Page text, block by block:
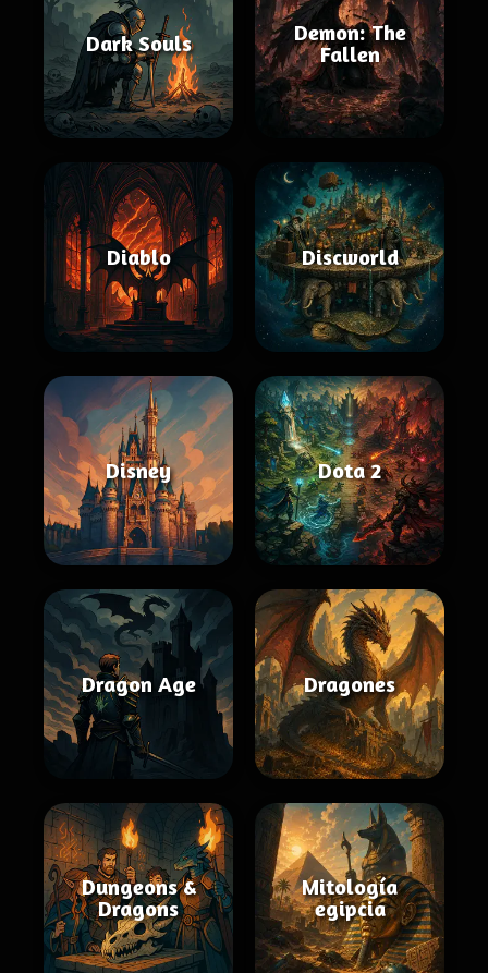
Dark Souls
Demon: The
Fallen
Diablo Discworld
Disney Dota 2
Dragon Age Dragones
Dungeons &
Dragons
Mitología
egipcia